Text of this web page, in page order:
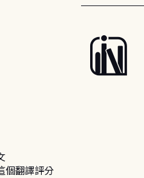
個翻譯評分